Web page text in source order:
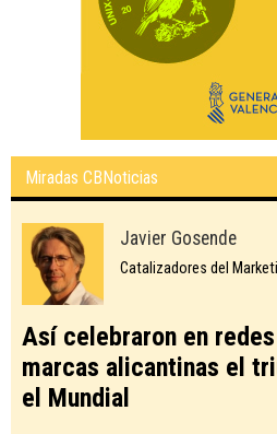
Miradas CBNoticias
Javier Gosende
Catalizadores del
Así celebraron en
marcas alicantinas el
el Mundial